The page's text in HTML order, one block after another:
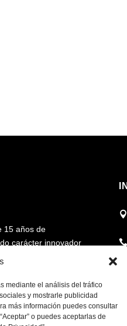
mediante el análisis del tráfico
y mostrarle publicidad
más información puedes consultar
o puedes aceptarlas de
15 años de
carácter innovador
torno al uso de la
en la
para fomentar
de cada zona y/o

